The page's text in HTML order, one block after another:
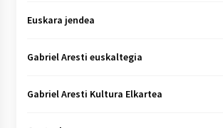
Euskara jendea
Gabriel Aresti euskaltegia
Gabriel Aresti Kultura Elkartea